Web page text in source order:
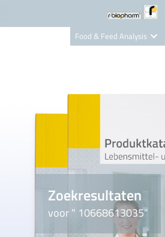
Food & Feed Analysis
Nutrition Care
Zoekresultaten
voor " 10668613035"